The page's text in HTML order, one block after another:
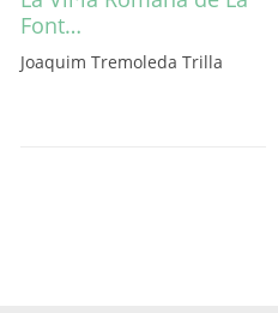
Font…
Joaquim Tremoleda Trilla